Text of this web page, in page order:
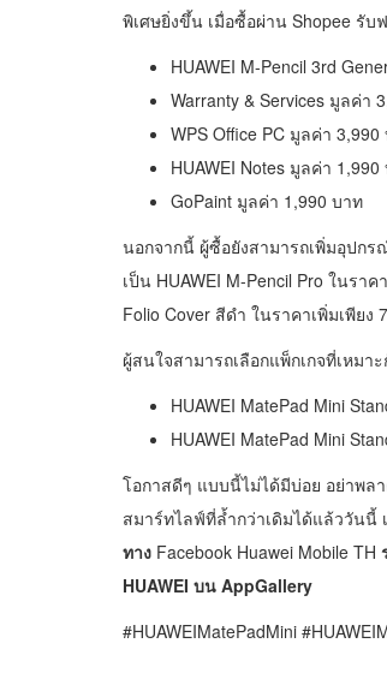
พิเศษยิ่งขึ้น เมื่อซื้อผ่าน Shopee รั
HUAWEI M-Pencil 3rd
Warranty & Services มูลค่า
WPS Office PC มูลค่า 3,990
HUAWEI Notes มูลค่า 1,990
GoPaint มูลค่า 1,990 บาท
นอกจากนี้ ผู้ซื้อยังสามารถเพิ่มอุปกร
เป็น HUAWEI M-Pencil Pro ในรา
Folio Cover สีดำ ในราคาเพิ่มเพีย
ผู้สนใจสามารถเลือกแพ็กเกจที่เหม
HUAWEI MatePad Mini
HUAWEI MatePad Mini
โอกาสดีๆ แบบนี้ไม่ได้มีบ่อย อย่าพล
สมาร์ทไลฟ์ที่ล้ำกว่าเดิมได้แล้ววันนี้
ทาง Facebook Huawei Mobile TH
HUAWEI บน AppGallery
#HUAWEIMatePadMini